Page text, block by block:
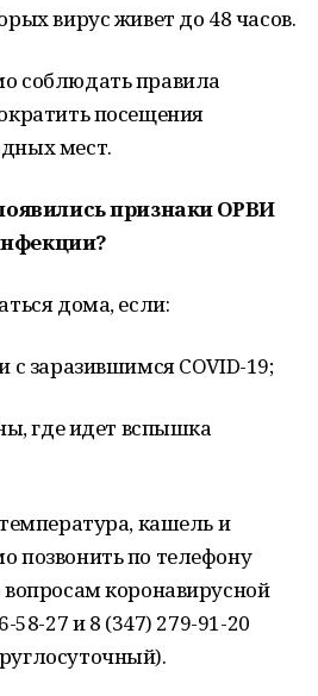
вирус живет до 48 часов.
соблюдать правила
посещения
мест.
признаки ОРВИ
дома, если:
с заразившимся COVID-19;
где идет вспышка
кашель и
позвонить по телефону
коронавирусной
58-27 и 8 (347) 279-91-20